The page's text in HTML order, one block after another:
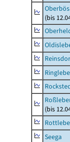
(bis
(bis
Seega